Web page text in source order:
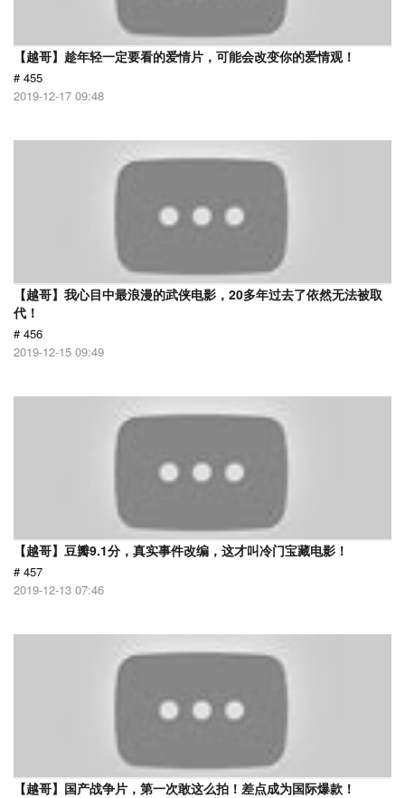
【越哥】趁年轻一定要看的爱情片，可能会改变你的爱情观！
# 455
2019-12-17 09:48
【越哥】我心目中最浪漫的武侠电影，20多年过去了依然无法被取
代！
# 456
2019-12-15 09:49
【越哥】豆瓣9.1分，真实事件改编，这才叫冷门宝藏电影！
# 457
2019-12-13 07:46
【越哥】国产战争片，第一次敢这么拍！差点成为国际爆款！